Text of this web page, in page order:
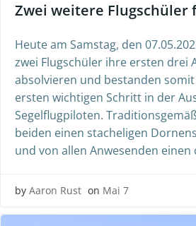
Zwei weitere Flugschüler
Heute am Samstag, den
zwei Flugschüler ihre ersten drei
absolvieren und bestanden
ersten wichtigen Schritt in der
Segelflugpiloten.
beiden einen stacheligen
und von allen Anwesenden
by Aaron Rust on Mai 7